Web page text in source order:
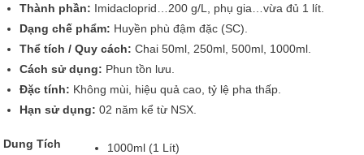
Thành phần: Imidacloprid…200 g/L, phụ gia…vừa đủ 1 lít.
Dạng chế phẩm: Huyền phù đậm đặc (SC).
Thể tích / Quy cách: Chai 50ml, 250ml, 500ml, 1000ml.
Cách sử dụng: Phun tồn lưu.
Đặc tính: Không mùi, hiệu quả cao, tỷ lệ pha thấp.
Hạn sử dụng: 02 năm kể từ NSX.
Dung Tích
1000ml (1 Lít)